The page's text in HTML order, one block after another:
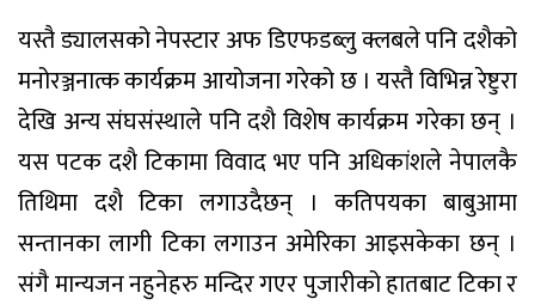
यस्तै ड्यालसको नेपस्टार अफ डिएफडब्लु क्लबले पनि दशैको
मनोरञ्जनात्क कार्यक्रम आयोजना गरेको छ । यस्तै विभिन्न रेष्टुरा
देखि अन्य संघसंस्थाले पनि दशै विशेष कार्यक्रम गरेका छन् ।
यस पटक दशै टिकामा विवाद भए पनि अधिकांशले नेपालकै
तिथिमा दशै टिका लगाउदैछन् । कतिपयका बाबुआमा
सन्तानका लागी टिका लगाउन अमेरिका आइसकेका छन् ।
संगै मान्यजन नहुनेहरु मन्दिर गएर पुजारीको हातबाट टिका र